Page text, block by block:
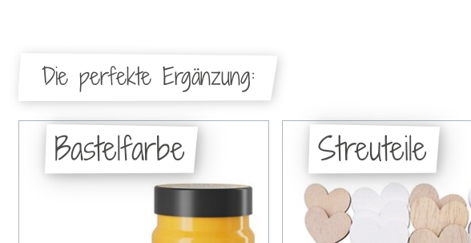
Die perfekte Ergänzung:
Bastelfarbe Streuteile